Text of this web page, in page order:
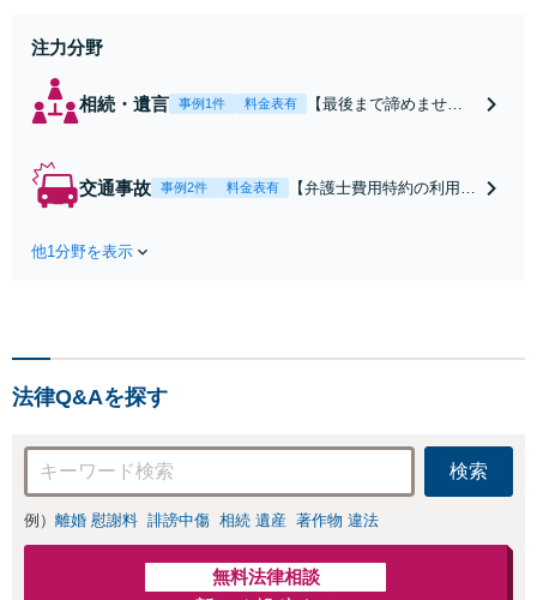
注力分野
相続・遺言 事例1件 料金表有
【最後まで諦めませ
合意してしまう前にご
交通事故 事例2件 料金表有
【弁護士費用特約の利用＆
は損をしてしまうかもしれ
他1分野を表示
法律Q&Aを探す
検索
例） 離婚 慰謝料 誹謗中傷 相続 遺産 著作物 違法
無料法律相談